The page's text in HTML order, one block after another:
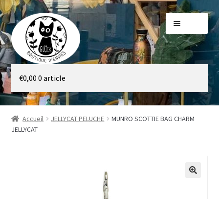
Aller
à
la
navigation
Aller
au
contenu
Galerie
Boutique
€0,00 0 article
Accueil JELLYCAT PELUCHE
MUNRO SCOTTIE BAG CHARM
JELLYCAT